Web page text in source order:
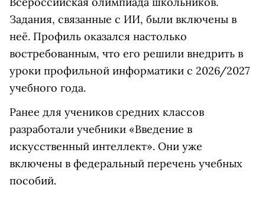
Задания, связанные с ИИ, были включены в
неё. Профиль оказался настолько
востребованным, что его решили внедрить в
уроки профильной информатики с 2026/2027
учебного года.
Ранее для учеников средних классов
разработали учебники «Введение в
искусственный интеллект». Они уже
включены в федеральный перечень учебных
пособий.